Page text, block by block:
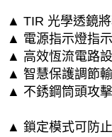
▲ TIR 光學透鏡
▲ 電源指示燈指
▲ 高效恆流電路設
▲ 智慧保護調節
▲ 不銹鋼筒頭攻
▲ 鎖定模式可防